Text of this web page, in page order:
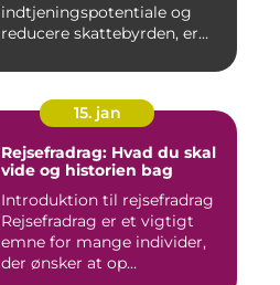
indtjeningspotentiale og
reducere skattebyrden, er
15. jan
Rejsefradrag: Hvad du skal
vide og historien bag
Introduktion til rejsefradrag
Rejsefradrag er et vigtigt
emne for mange individer,
der ønsker at op...